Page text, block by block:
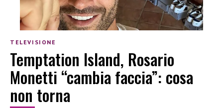
TELEVISIONE
Temptation Island, Rosario
Monetti “cambia faccia”: cosa
non torna